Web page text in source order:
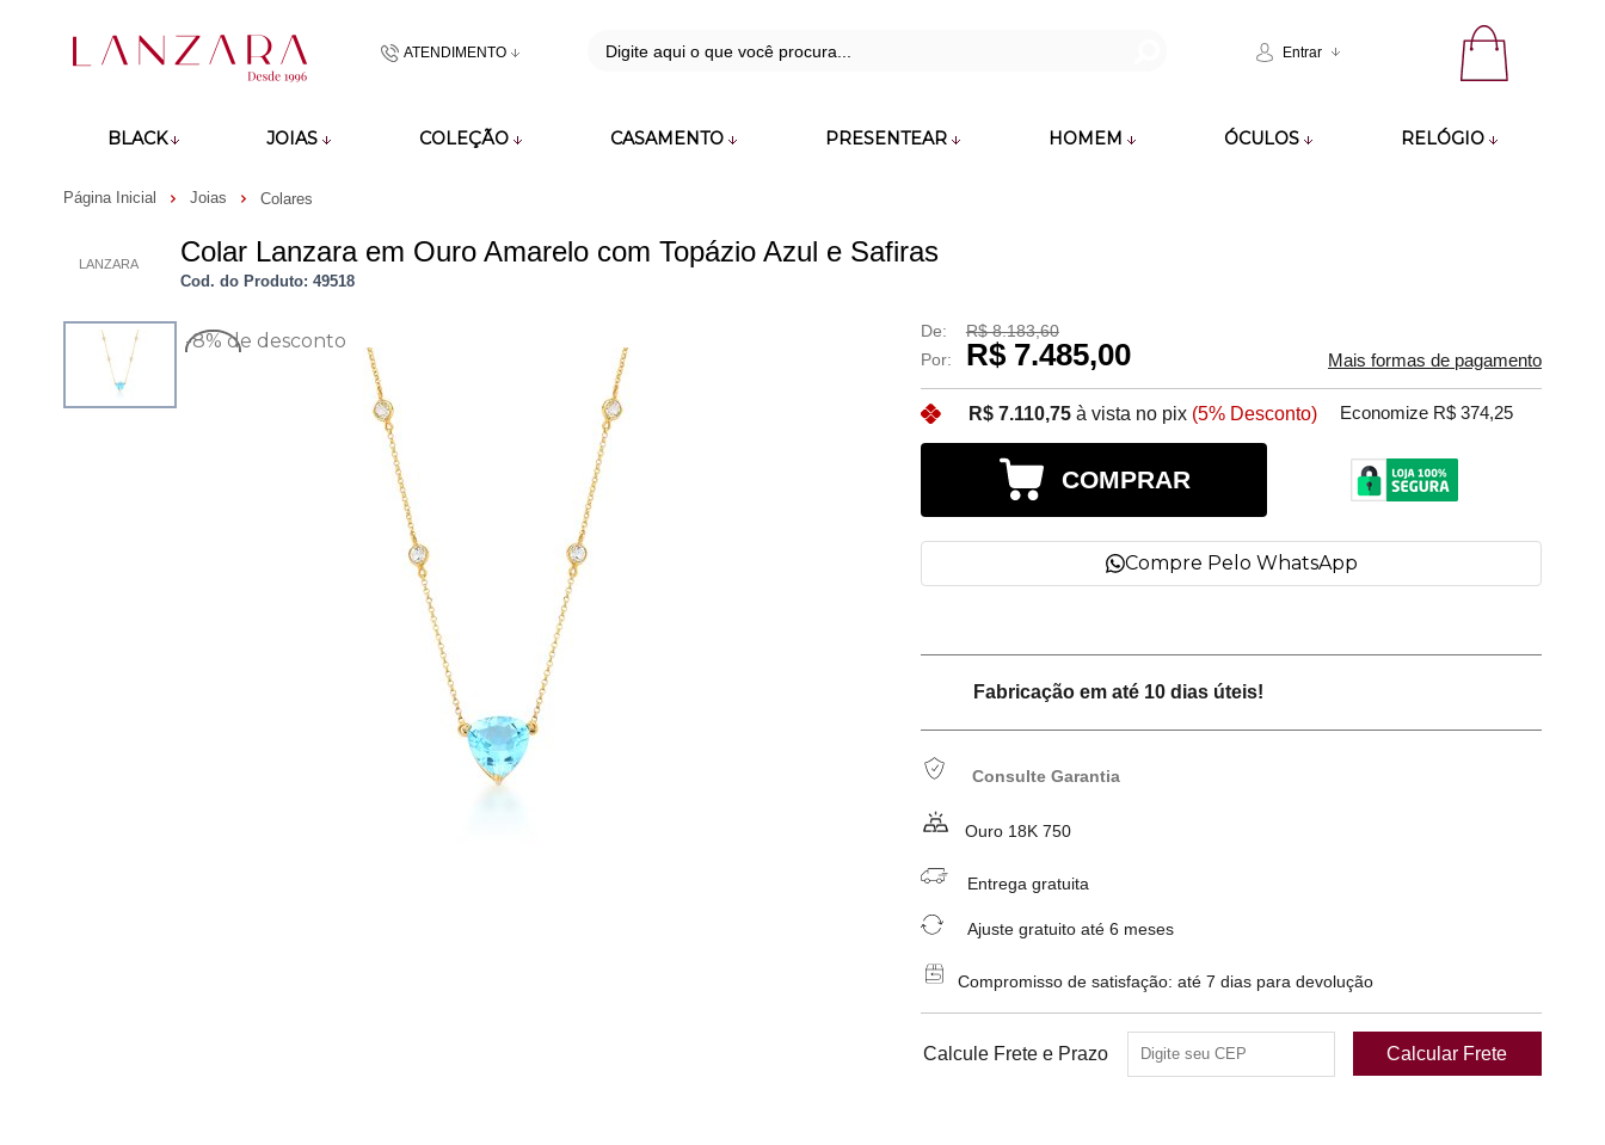
ATENDIMENTO
(48)991860142
Entrar
BLACK JOIAS COLEÇÃO CASAMENTO PRESENTEAR HOMEM ÓCULOS RELÓGIO
Página Inicial Joias Colares
LANZARA Colar Lanzara em Ouro Amarelo com Topázio Azul e Safiras
Cod. do Produto: 49518
-8% de desconto De:
R$ 8.183,60
Por:
R$ 7.485,00 Mais formas de pagamento
R$ 7.110,75à vista no pix (5% Desconto) Economize R$ 374,25
COMPRAR
Compre Pelo WhatsApp
Fabricação em até 10 dias úteis!
Consulte Garantia
Ouro 18K 750
Entrega gratuita
Ajuste gratuito até 6 meses
Compromisso de satisfação: até 7 dias para devolução
Calcule Frete e Prazo